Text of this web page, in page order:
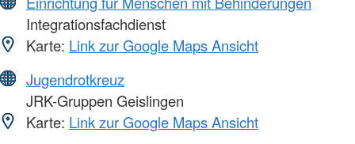
Integrationsfachdienst
Karte: Link zur Google Maps Ansicht
Jugendrotkreuz
JRK-Gruppen Geislingen
Karte: Link zur Google Maps Ansicht